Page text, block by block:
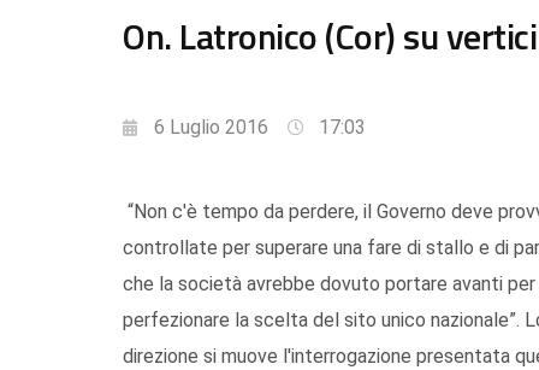
On. Latronico (Cor) su
6 Luglio 2016 17:03
“Non c'è tempo da perdere, il Governo deve
controllate per superare una fare di stallo e di
che la società avrebbe dovuto portare avanti
perfezionare la scelta del sito unico nazionale”.
direzione si muove l'interrogazione presentata